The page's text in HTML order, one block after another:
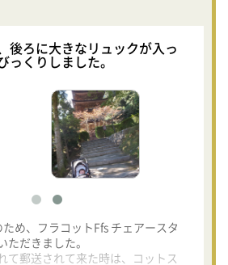
後ろに大きなリュックが入っ
っくりしました。
め、フラコットFfs チェアースタ
ただきました。
て郵送されて来た時は、コットス